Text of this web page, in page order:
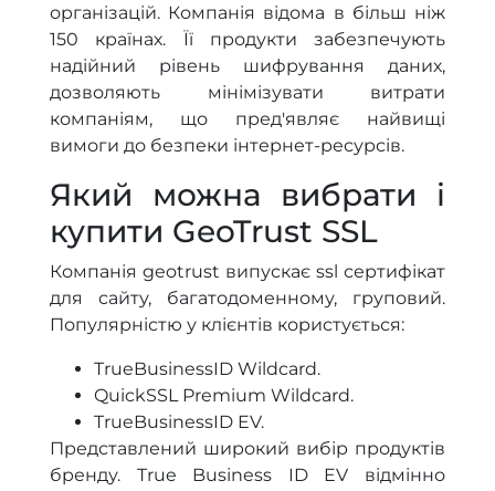
організацій. Компанія відома в більш ніж
150 країнах. Її продукти забезпечують
надійний рівень шифрування даних,
дозволяють мінімізувати витрати
компаніям, що пред'являє найвищі
вимоги до безпеки інтернет-ресурсів.
Який можна вибрати і
купити GeoTrust SSL
Компанія geotrust випускає ssl сертифікат
для сайту, багатодоменному, груповий.
Популярністю у клієнтів користується:
TrueBusinessID Wildcard.
QuickSSL Premium Wildcard.
TrueBusinessID EV.
Представлений широкий вибір продуктів
бренду. True Business ID EV відмінно